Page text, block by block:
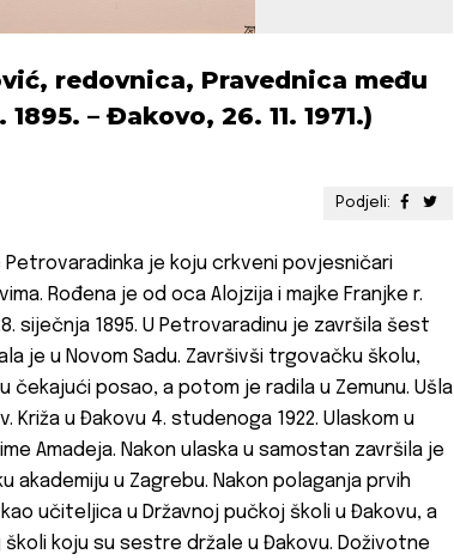
redovnica, Pravednica među
– Đakovo, 26. 11. 1971.)
Podjeli:
Petrovaradinka je koju crkveni povjesničari
Rođena je od oca Alojzija i majke Franjke r.
siječnja 1895. U Petrovaradinu je završila šest
je u Novom Sadu. Završivši trgovačku školu,
posao, a potom je radila u Zemunu. Ušla
u Đakovu 4. studenoga 1922. Ulaskom u
Amadeja. Nakon ulaska u samostan završila je
akademiju u Zagrebu. Nakon polaganja prvih
učiteljica u Državnoj pučkoj školi u Đakovu, a
školi koju su sestre držale u Đakovu. Doživotne